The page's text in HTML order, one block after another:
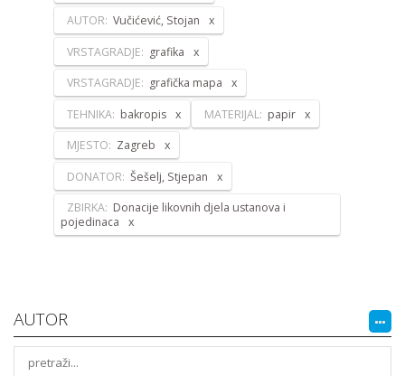
AUTOR: Vučićević, Stojan
VRSTAGRADJE: grafika
VRSTAGRADJE: grafička mapa
TEHNIKA: bakropis MATERIJAL: papir
MJESTO: Zagreb
DONATOR: Šešelj, Stjepan
ZBIRKA: Donacije likovnih djela ustanova i
pojedinaca
AUTOR